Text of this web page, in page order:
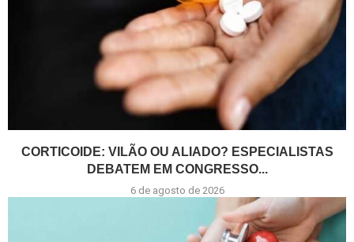
CORTICOIDE: VILÃO OU ALIADO? ESPECIALISTAS
DEBATEM EM CONGRESSO...
6 de agosto de 2026